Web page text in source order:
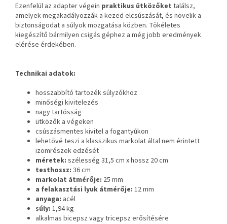
Ezenfelül az adapter végein praktikus ütközőket találsz,
amelyek megakadályozzák a kezed elcsúszását, és növelik a
biztonságodat a súlyok mozgatása közben. Tökéletes
kiegészítő bármilyen csigás géphez a még jobb eredmények
elérése érdekében.
Technikai adatok:
hosszabbító tartozék súlyzókhoz
minőségi kivitelezés
nagy tartósság
ütközők a végeken
csúszásmentes kivitel a fogantyúkon
lehetővé teszi a klasszikus markolat által nem érintett
izomrészek edzését
méretek: szélesség 31,5 cm x hossz 20 cm
testhossz: 36 cm
markolat átmérője: 25 mm
a felakasztási lyuk átmérője: 12 mm
anyaga: acél
súly: 1,94 kg
alkalmas bicepsz vagy tricepsz erősítésére